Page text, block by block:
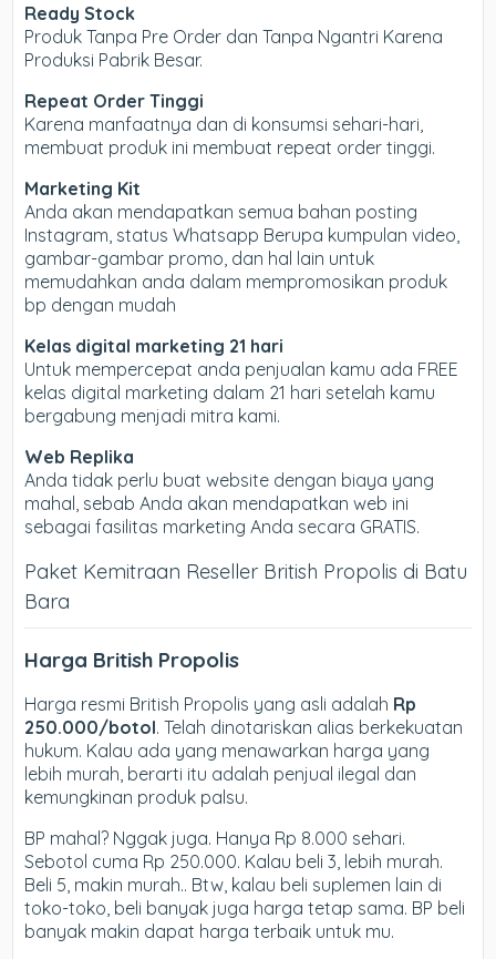
Ready Stock
Produk Tanpa Pre Order dan Tanpa Ngantri Karena
Produksi Pabrik Besar.
Repeat Order Tinggi
Karena manfaatnya dan di konsumsi sehari-hari,
membuat produk ini membuat repeat order tinggi.
Marketing Kit
Anda akan mendapatkan semua bahan posting
Instagram, status Whatsapp Berupa kumpulan video,
gambar-gambar promo, dan hal lain untuk
memudahkan anda dalam mempromosikan produk
bp dengan mudah
Kelas digital marketing 21 hari
Untuk mempercepat anda penjualan kamu ada FREE
kelas digital marketing dalam 21 hari setelah kamu
bergabung menjadi mitra kami.
Web Replika
Anda tidak perlu buat website dengan biaya yang
mahal, sebab Anda akan mendapatkan web ini
sebagai fasilitas marketing Anda secara GRATIS.
Paket Kemitraan Reseller British Propolis di Batu
Bara
Harga British Propolis
Harga resmi British Propolis yang asli adalah Rp
250.000/botol. Telah dinotariskan alias berkekuatan
hukum. Kalau ada yang menawarkan harga yang
lebih murah, berarti itu adalah penjual ilegal dan
kemungkinan produk palsu.
BP mahal? Nggak juga. Hanya Rp 8.000 sehari.
Sebotol cuma Rp 250.000. Kalau beli 3, lebih murah.
Beli 5, makin murah.. Btw, kalau beli suplemen lain di
toko-toko, beli banyak juga harga tetap sama. BP beli
banyak makin dapat harga terbaik untuk mu.